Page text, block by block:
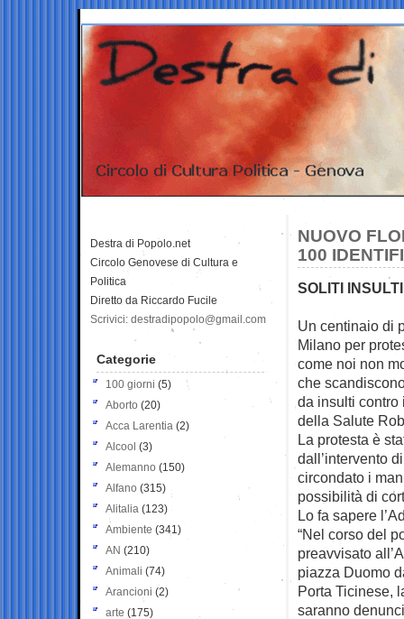
NUOVO
100
SOLITI
Un centinaio di
Milano per
come noi non
che
da insulti contro
della Salute
La protesta è
dall’intervento
circondato i
possibilità di
Lo fa sapere
“Nel corso del
preavvisato
piazza Duomo
Porta Ticinese,
saranno
Destra di Popolo.net
Circolo Genovese di Cultura e
Politica
Diretto da Riccardo Fucile
Scrivici: destradipopolo@gmail.com
Categorie
100 giorni (5)
Aborto (20)
Acca Larentia (2)
Alcool (3)
Alemanno (150)
Alfano (315)
Alitalia (123)
Ambiente (341)
AN (210)
Animali (74)
Arancioni (2)
arte (175)